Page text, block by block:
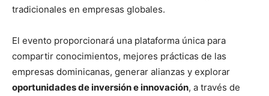
tradicionales en empresas globales.
El evento proporcionará una plataforma única para
compartir conocimientos, mejores prácticas de las
empresas dominicanas, generar alianzas y explorar
oportunidades de inversión e innovación, a través de